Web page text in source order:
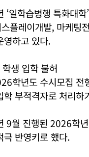
일학습병행 특화대
플레이개발, 마케팅
영하고 있다.
생 입학 불허
학년도 수시모집 전
부적격자로 처리
9월 진행된 2026학
반영키로 했다.